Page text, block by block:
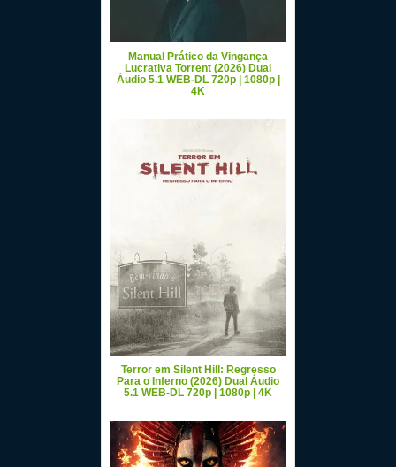
Manual Prático da Vingança
Lucrativa Torrent (2026) Dual
Áudio 5.1 WEB-DL 720p | 1080p |
4K
Terror em Silent Hill: Regresso
Para o Inferno (2026) Dual Áudio
5.1 WEB-DL 720p | 1080p | 4K